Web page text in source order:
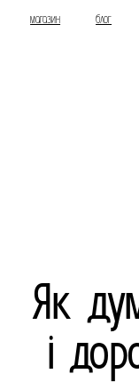
магазин блог
Як
і